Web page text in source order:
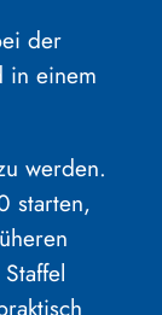
der
in einem
werden.
starten,